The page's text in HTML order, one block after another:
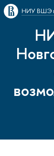
НИУ ВШЭ